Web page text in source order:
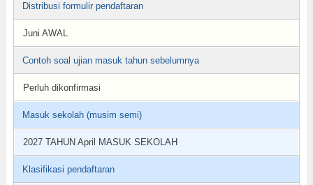
Distribusi formulir pendaftaran
Juni AWAL
Contoh soal ujian masuk tahun sebelumnya
Perluh dikonfirmasi
Masuk sekolah (musim semi)
2027 TAHUN April MASUK SEKOLAH
Klasifikasi pendaftaran